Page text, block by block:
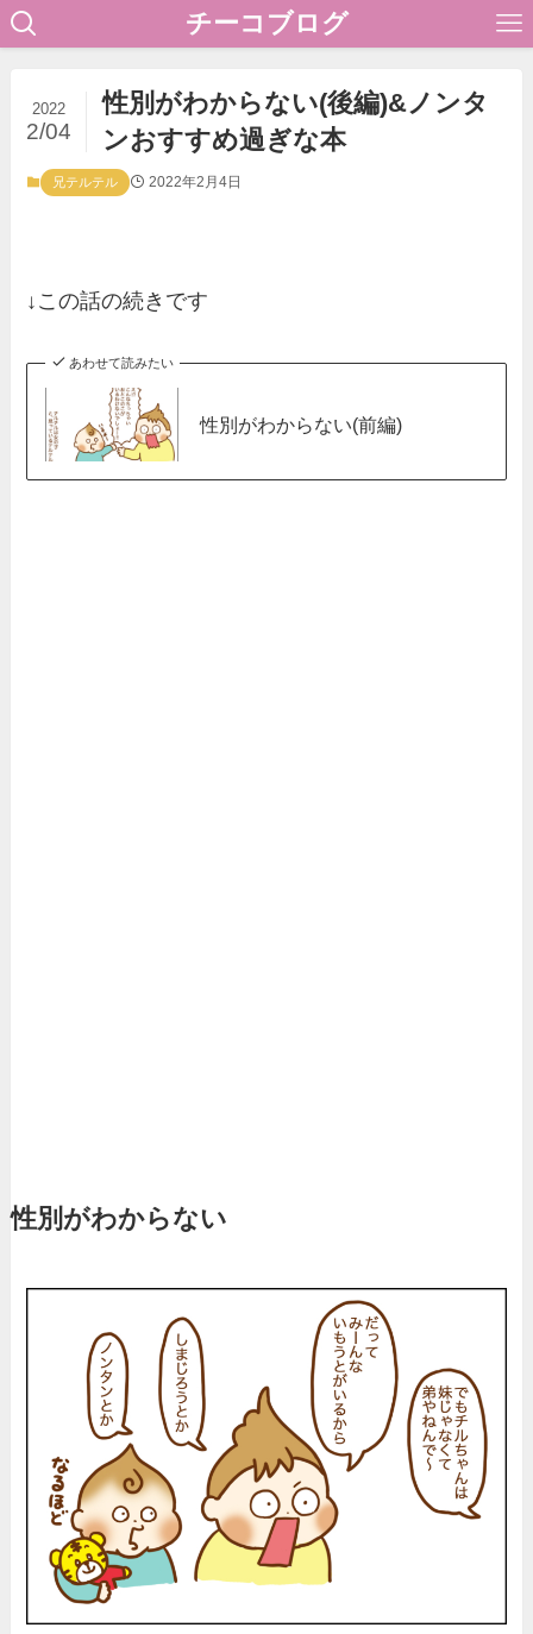
チーコブログ
性別がわからない(後編)&ノンタ
ンおすすめ過ぎな本
2022
2/04
兄テルテル 2022年2月4日
↓この話の続きです
あわせて読みたい
性別がわからない(前編)
性別がわからない